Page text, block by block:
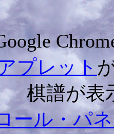
プレット
棋譜が表
ール・パ